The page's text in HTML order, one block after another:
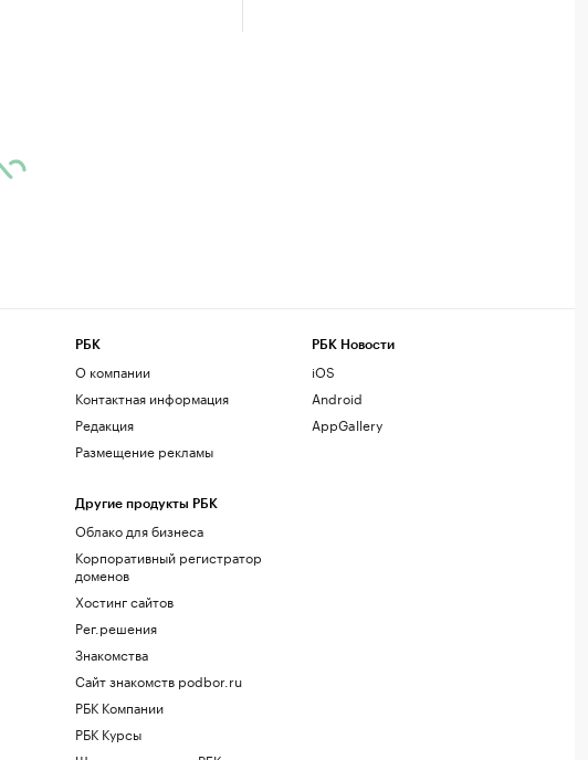
РБК
О компании
Контактная информация
Редакция
Размещение рекламы
Другие продукты РБК
Облако для бизнеса
Корпоративный регистратор
доменов
Хостинг сайтов
Рег.решения
Знакомства
Сайт знакомств podbor.ru
РБК Компании
РБК Курсы
РБК Новости
iOS
Android
AppGallery